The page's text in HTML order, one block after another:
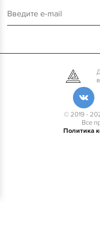
© 2019 -
Все
Политика
в